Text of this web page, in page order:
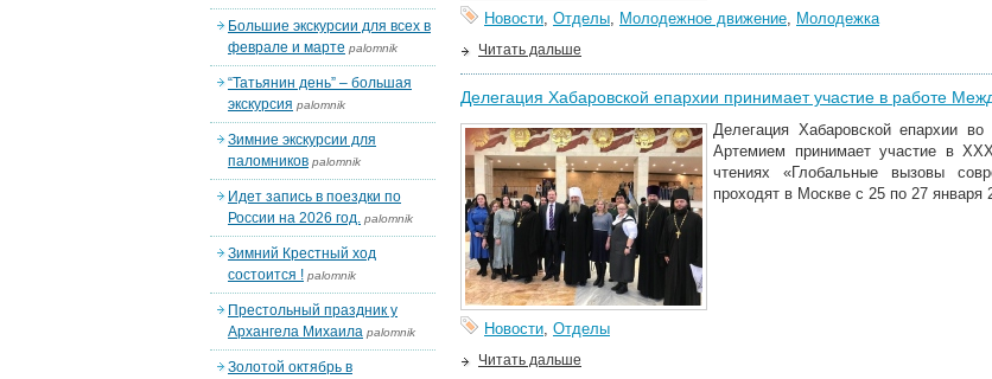
Новости, Отделы, Молодежное движение, Молодежка
Читать дальше
Делегация Хабаровской епархии принимает участие в работе
Делегация Хабаровской епархии
Артемием принимает участие в
чтениях «Глобальные вызовы
проходят в Москве с 25 по 27 января
Новости, Отделы
Читать дальше
Большие экскурсии для всех в
феврале и марте palomnik
“Татьянин день” – большая
экскурсия palomnik
Зимние экскурсии для
паломников palomnik
Идет запись в поездки по
России на 2026 год. palomnik
Зимний Крестный ход
состоится ! palomnik
Престольный праздник у
Архангела Михаила palomnik
Золотой октябрь в